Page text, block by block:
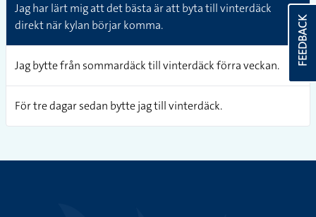
Jag har lärt mig att det bästa är att byta till vinterdäck
direkt när kylan börjar komma.
Jag bytte från sommardäck till vinterdäck förra veckan.
För tre dagar sedan bytte jag till vinterdäck.
FEEDBACK